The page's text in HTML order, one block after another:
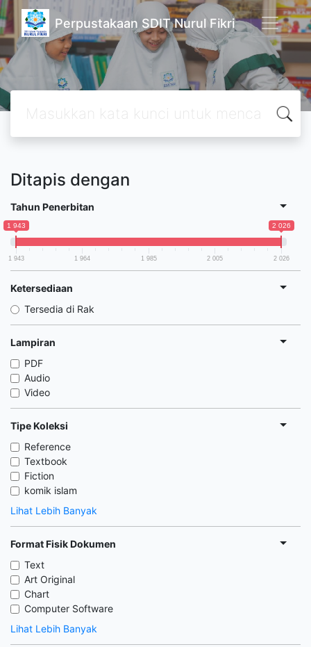
Perpustakaan SDIT Nurul Fikri
Ditapis dengan
Tahun Penerbitan
1 943 2 026
1 943 1 964 1 985 2 005 2 026
Ketersediaan
Tersedia di Rak
Lampiran
PDF
Audio
Video
Tipe Koleksi
Reference
Textbook
Fiction
komik islam
Lihat Lebih Banyak
Format Fisik Dokumen
Text
Art Original
Chart
Computer Software
Lihat Lebih Banyak